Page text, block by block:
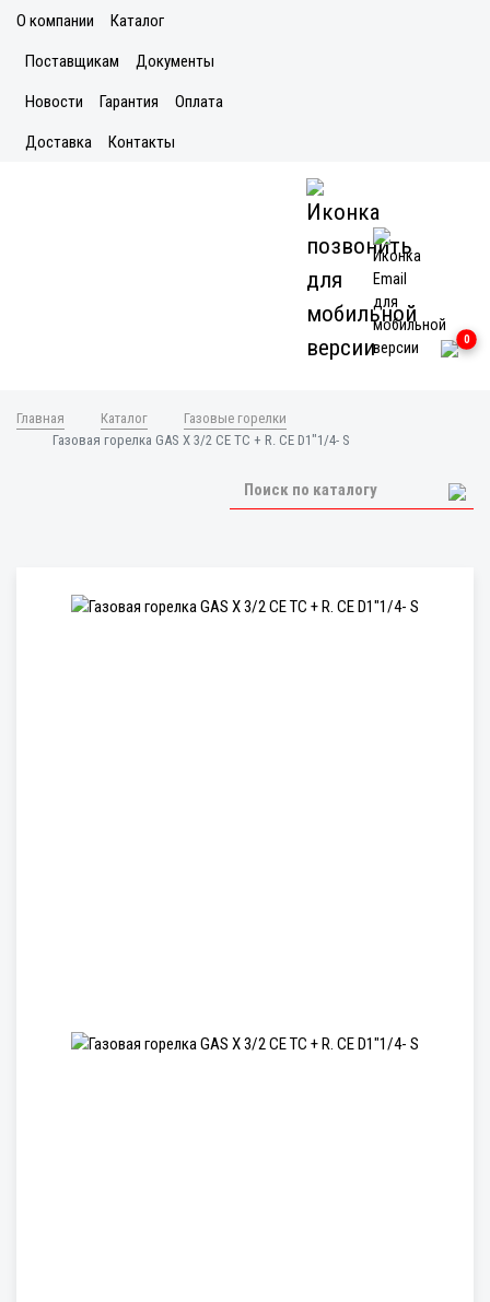
О компании Каталог
Поставщикам Документы
Новости Гарантия Оплата
Доставка Контакты
0
Главная Каталог
Газовые горелки
Газовая горелка GAS X 3/2 CE TC + R. CE D1"1/4- S